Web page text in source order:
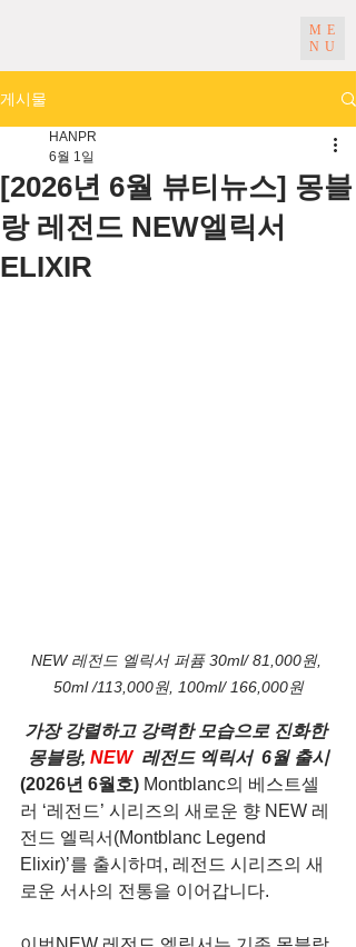
ME
NU
게시물
[2026년 6월 뷰티뉴스] 몽블
랑 레전드 NEW엘릭서
ELIXIR
HANPR
6월 1일
NEW 레전드 엘릭서 퍼퓸 30ml/ 81,000원,
50ml /113,000원, 100ml/ 166,000원
가장 강렬하고 강력한 모습으로 진화한
몽블랑, NEW 레전드 엑릭서  6월 출시
(2026년 6월호) Montblanc의 베스트셀
러 ‘레전드’ 시리즈의 새로운 향 NEW 레
전드 엘릭서(Montblanc Legend
Elixir)’를 출시하며, 레전드 시리즈의 새
로운 서사의 전통을 이어갑니다.